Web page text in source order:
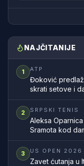
NAJČITANIJE
1 ATP
Đoković
skrati setove i
2 SRPSKI TENIS
Aleksa
Sramota kod
3 US OPEN 2026
Zavet ćutanja u